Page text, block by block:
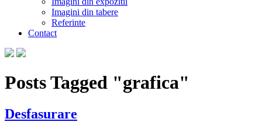
Imagini din tabere
Referinte
Contact
Posts Tagged "grafica"
Desfasurare